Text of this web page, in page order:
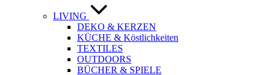
LIVING
DEKO & KERZEN
KÜCHE & Köstlichkeiten
TEXTILES
OUTDOORS
BÜCHER & SPIELE